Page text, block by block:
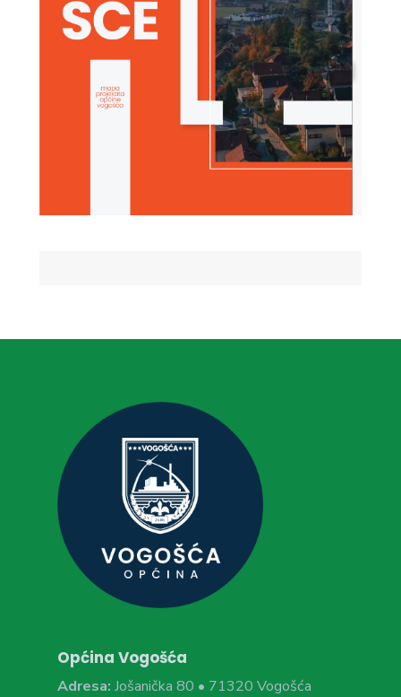
Općina Vogošća
Adresa: Jošanička 80 • 71320 Vogošća